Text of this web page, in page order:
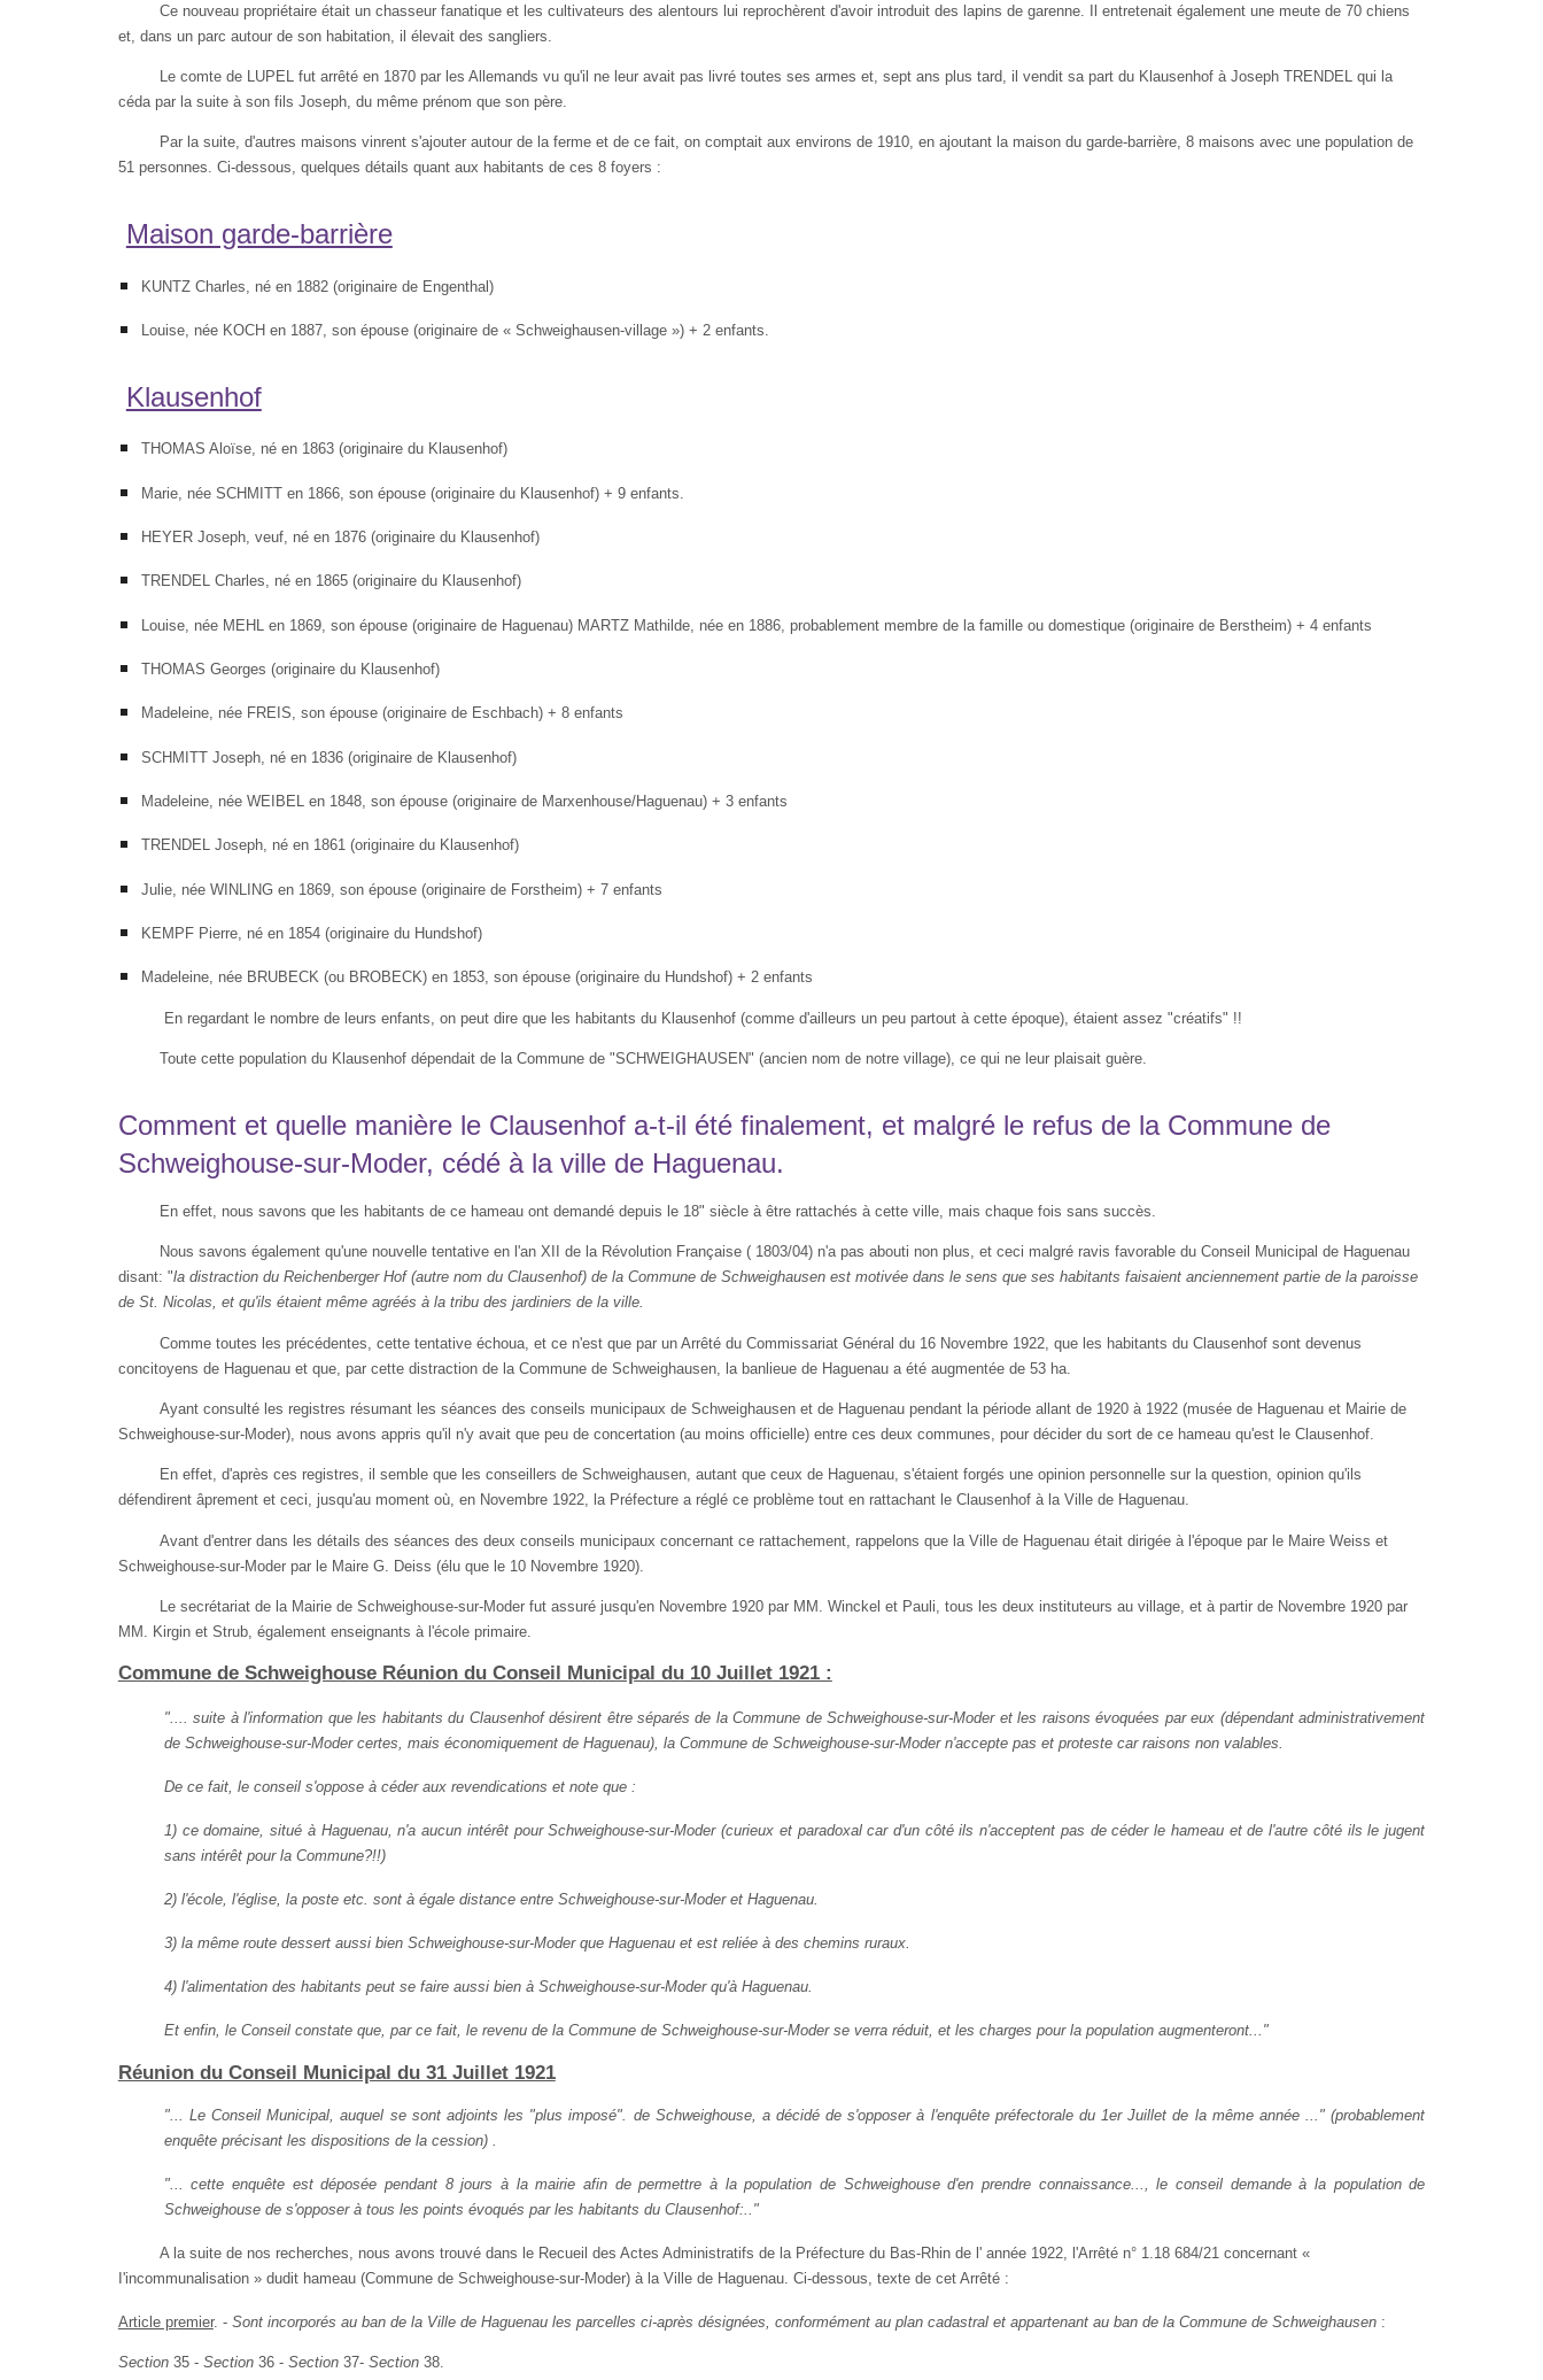
Ce nouveau propriétaire était un chas­seur fanatique et les cultivateurs des alentours lui reprochèrent d'avoir in­troduit des lapins de garenne. Il entre­tenait également une meute de 70 chiens
et, dans un parc autour de son habitation, il élevait des san­gliers.
Le comte de LUPEL fut arrêté en 1870 par les Allemands vu qu'il ne leur avait pas livré toutes ses armes et, sept ans plus tard, il vendit sa part du Klausenhof à Joseph TRENDEL qui la
céda par la suite à son fils Joseph, du même prénom que son père.
Par la suite, d'autres maisons vinrent s'ajouter autour de la ferme et de ce fait, on comptait aux environs de 1910, en ajoutant la maison du garde-­barrière, 8 maisons avec une popula­tion de
51 personnes. Ci-dessous, quelques détails quant aux habitants de ces 8 foyers :
Maison garde-barrière
KUNTZ Charles, né en 1882 (origi­naire de Engenthal)
Louise, née KOCH en 1887, son épouse (originaire de « Schweighausen-­village ») + 2 enfants.
Klausenhof
THOMAS Aloïse, né en 1863 (origi­naire du Klausenhof)
Marie, née SCHMITT en 1866, son épouse (originaire du Klausenhof) + 9 enfants.
HEYER Joseph, veuf, né en 1876 (ori­ginaire du Klausenhof)
TRENDEL Charles, né en 1865 (origi­naire du Klausenhof)
Louise, née MEHL en 1869, son épouse (originaire de Haguenau) MARTZ Mathilde, née en 1886, pro­bablement membre de la famille ou domestique (originaire de Berstheim) + 4 enfants
THOMAS Georges (originaire du Klausenhof)
Madeleine, née FREIS, son épouse (originaire de Eschbach) + 8 enfants
SCHMITT Joseph, né en 1836 (origi­naire de Klausenhof)
Madeleine, née WEIBEL en 1848, son épouse (originaire de Marxen­house/Haguenau) + 3 enfants
TRENDEL Joseph, né en 1861 (originaire du Klausenhof)
Julie, née WINLING en 1869, son épouse (originaire de Forstheim) + 7 enfants
KEMPF Pierre, né en 1854 (ori­ginaire du Hundshof)
Madeleine, née BRUBECK (ou BROBECK) en 1853, son épou­se (originaire du Hundshof) + 2 enfants
En regardant le nombre de leurs enfants, on peut dire que les habitants du Klausenhof (com­me d'ailleurs un peu partout à cette époque), étaient assez "créatifs" !!
Toute cette population du Klausenhof dépendait de la Commune de "SCHWEIGHAU­SEN" (ancien nom de notre village), ce qui ne leur plaisait guère.
Comment et quelle manière le Clausenhof a-t-il été finalement, et malgré le refus de la Commune de
Schweighouse-sur-Moder, cédé à la ville de Haguenau.
En effet, nous savons que les habitants de ce hameau ont demandé depuis le 18" siècle à être rattachés à cette ville, mais chaque fois sans succès.
Nous savons également qu'une nouvelle tentative en l'an XII de la Révolution Française ( 1803/04) n'a pas abouti non plus, et ceci malgré ravis favorable du Conseil Municipal de Haguenau
disant: "la distraction du Reichenberger Hof (autre nom du Clausenhof) de la Commune de Schweighausen est motivée dans le sens que ses habitants faisaient anciennement partie de la paroisse
de St. Nicolas, et qu'ils étaient même agréés à la tribu des jardiniers de la ville.
Comme toutes les précédentes, cette tentative échoua, et ce n'est que par un Arrêté du Commissariat Général du 16 Novembre 1922, que les habitants du Clausenhof sont devenus
concitoyens de Haguenau et que, par cette distraction de la Commune de Schweighausen, la banlieue de Haguenau a été augmentée de 53 ha.
Ayant consulté les registres résumant les séances des conseils municipaux de Schweighausen et de Haguenau pendant la période allant de 1920 à 1922 (musée de Haguenau et Mairie de
Schweighouse-sur-Moder), nous avons appris qu'il n'y avait que peu de concertation (au moins officielle) entre ces deux communes, pour décider du sort de ce hameau qu'est le Clausenhof.
En effet, d'après ces registres, il semble que les conseillers de Schweighausen, autant que ceux de Haguenau, s'étaient forgés une opinion personnelle sur la question, opi­nion qu'ils
défendirent âprement et ceci, jusqu'au moment où, en Novembre 1922, la Préfecture a réglé ce problème tout en rattachant le Clausenhof à la Ville de Haguenau.
Avant d'entrer dans les détails des séances des deux conseils municipaux concernant ce rattachement, rappelons que la Ville de Haguenau était dirigée à l'époque par le Maire Weiss et
Schweighouse-sur-Moder par le Maire G. Deiss (élu que le 10 Novembre 1920).
Le secrétariat de la Mairie de Schweighouse-sur-Moder fut assuré jusqu'en Novembre 1920 par MM. Winckel et Pauli, tous les deux instituteurs au village, et à partir de Novembre 1920 par
MM. Kirgin et Strub, également enseignants à l'école primaire.
Commune de Schweighouse Réunion du Conseil Municipal du 10 Juillet 1921 :
".... suite à l'information que les habitants du Clausenhof désirent être séparés de la Commune de Schweighouse-­sur-Moder et les raisons évoquées par eux (dépendant administrativement
de Schweighouse-sur-Moder certes, mais économiquement de Haguenau), la Commune de Schweighouse-sur-Moder n'accepte pas et proteste car raisons non valables.
De ce fait, le conseil s'oppose à céder aux revendications et note que :
1) ce domaine, situé à Haguenau, n'a aucun intérêt pour Schweighouse-sur-Moder (curieux et paradoxal car d'un côté ils n'acceptent pas de céder le hameau et de l'autre côté ils le jugent
sans intérêt pour la Commune?!!)
2) l'école, l'église, la poste etc. sont à égale distance entre Schweighouse-sur-Moder et Haguenau.
3) la même route dessert aussi bien Schweighouse-sur-Moder que Hague­nau et est reliée à des chemins ruraux.
4) l'alimentation des habitants peut se faire aussi bien à Schweighouse-sur-Moder qu'à Haguenau.
Et enfin, le Conseil constate que, par ce fait, le revenu de la Commune de Schweighouse-sur-Moder se verra réduit, et les charges pour la population augmenteront..."
Réunion du Conseil Municipal du 31 Juillet 1921
"... Le Conseil Municipal, auquel se sont adjoints les "plus imposé". de Schweighouse, a décidé de s'opposer à l'enquête préfectorale du 1er Juillet de la même année ..." (probablement
enquête précisant les dispositions de la cession) .
"... cette enquête est déposée pendant 8 jours à la mairie afin de permettre à la population de Schweighouse d'en prendre connaissance..., le conseil demande à la population de
Schweighouse de s'opposer à tous les points évoqués par les habitants du Clausenhof:.."
A la suite de nos recherches, nous avons trouvé dans le Recueil des Actes Administratifs de la Préfecture du Bas-Rhin de l' année 1922, l'Arrêté n° 1.18 684/21 concernant «
I'incommunalisation » dudit hameau (Commune de Schweighouse-sur-Moder) à la Ville de Haguenau. Ci-dessous, texte de cet Arrêté :
Article premier. - Sont incorporés au ban de la Ville de Haguenau les parcelles ci-après désignées, conformément au plan cadastral et appartenant au ban de la Commune de Schweighausen :
Section 35 - Section 36 - Section 37- Section 38.